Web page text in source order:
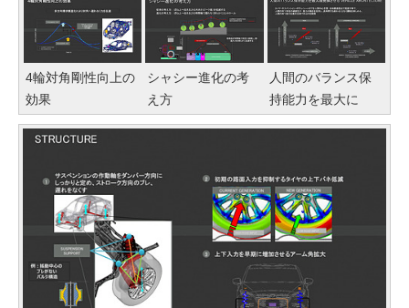
4輪対角剛性向上の
効果
シャシー進化の考
え方
人間のバランス保
持能力を最大に